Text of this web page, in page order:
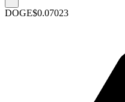
DOGE$0.07023